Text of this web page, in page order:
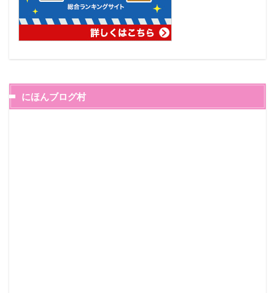
にほんブログ村